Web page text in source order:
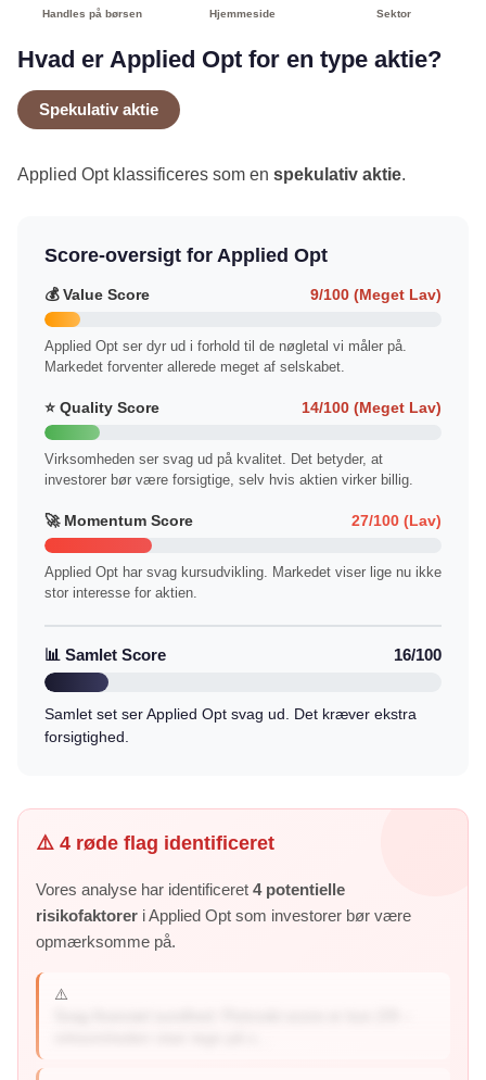
Handles på børsen Hjemmeside Sektor
Hvad er Applied Opt for en type aktie?
Spekulativ aktie
Applied Opt klassificeres som en spekulativ aktie.
Score-oversigt for Applied Opt
💰 Value Score 9/100 (Meget Lav)
Applied Opt ser dyr ud i forhold til de nøgletal vi måler på.
Markedet forventer allerede meget af selskabet.
⭐ Quality Score 14/100 (Meget Lav)
Virksomheden ser svag ud på kvalitet. Det betyder, at
investorer bør være forsigtige, selv hvis aktien virker billig.
🚀 Momentum Score 27/100 (Lav)
Applied Opt har svag kursudvikling. Markedet viser lige nu ikke
stor interesse for aktien.
📊 Samlet Score 16/100
Samlet set ser Applied Opt svag ud. Det kræver ekstra
forsigtighed.
⚠️ 4 røde flag identificeret
Vores analyse har identificeret 4 potentielle
risikofaktorer i Applied Opt som investorer bør være
opmærksomme på.
⚠️